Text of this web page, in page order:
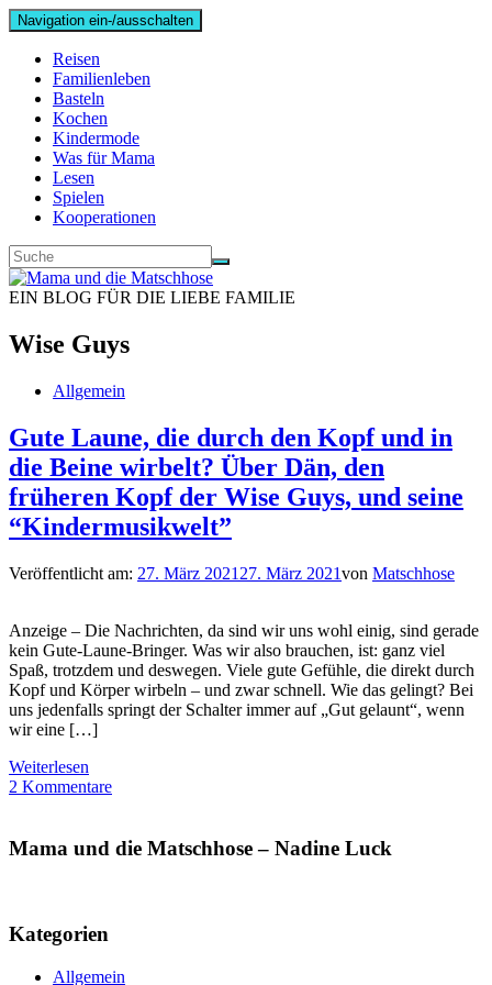
Navigation ein-/ausschalten
Reisen
Familienleben
Basteln
Kochen
Kindermode
Was für Mama
Lesen
Spielen
Kooperationen
EIN BLOG FÜR DIE LIEBE FAMILIE
Wise Guys
Allgemein
Gute Laune, die durch den Kopf und in
die Beine wirbelt? Über Dän, den
früheren Kopf der Wise Guys, und seine
“Kindermusikwelt”
Veröffentlicht am: 27. März 2021 27. März 2021von Matschhose
Anzeige – Die Nachrichten, da sind wir uns wohl einig, sind gerade
kein Gute-Laune-Bringer. Was wir also brauchen, ist: ganz viel
Spaß, trotzdem und deswegen. Viele gute Gefühle, die direkt durch
Kopf und Körper wirbeln – und zwar schnell. Wie das gelingt? Bei
uns jedenfalls springt der Schalter immer auf „Gut gelaunt“, wenn
wir eine […]
Weiterlesen
2 Kommentare
Mama und die Matschhose – Nadine Luck
Kategorien
Allgemein